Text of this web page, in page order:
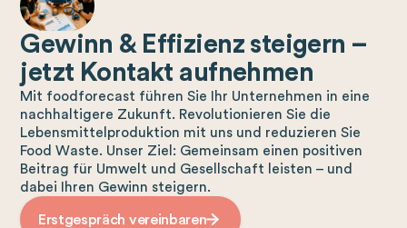
Gewinn & Effizienz steigern –
jetzt Kontakt aufnehmen
Mit foodforecast führen Sie Ihr Unternehmen in eine
nachhaltigere Zukunft. Revolutionieren Sie die
Lebensmittelproduktion mit uns und reduzieren Sie
Food Waste. Unser Ziel: Gemeinsam einen positiven
Beitrag für Umwelt und Gesellschaft leisten – und
dabei Ihren Gewinn steigern.
Erstgespräch vereinbaren